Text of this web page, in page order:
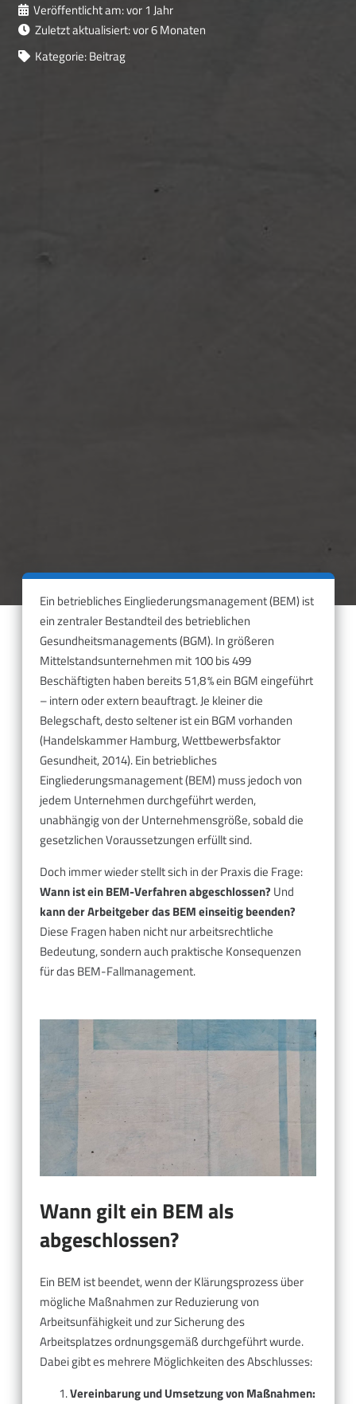
Veröffentlicht am:vor 1 Jahr
Zuletzt aktualisiert:vor 6 Monaten
Kategorie:Beitrag
Ein betriebliches Eingliederungsmanagement (BEM) ist
ein zentraler Bestandteil des betrieblichen
Gesundheitsmanagements (BGM). In größeren
Mittelstandsunternehmen mit 100 bis 499
Beschäftigten haben bereits 51,8 % ein BGM eingeführt
– intern oder extern beauftragt. Je kleiner die
Belegschaft, desto seltener ist ein BGM vorhanden
(Handelskammer Hamburg, Wettbewerbsfaktor
Gesundheit, 2014). Ein betriebliches
Eingliederungsmanagement (BEM) muss jedoch von
jedem Unternehmen durchgeführt werden,
unabhängig von der Unternehmensgröße, sobald die
gesetzlichen Voraussetzungen erfüllt sind.
Doch immer wieder stellt sich in der Praxis die Frage:
Wann ist ein BEM-Verfahren abgeschlossen? Und
kann der Arbeitgeber das BEM einseitig beenden?
Diese Fragen haben nicht nur arbeitsrechtliche
Bedeutung, sondern auch praktische Konsequenzen
für das BEM-Fallmanagement.
Wann gilt ein BEM als
abgeschlossen?
Ein BEM ist beendet, wenn der Klärungsprozess über
mögliche Maßnahmen zur Reduzierung von
Arbeitsunfähigkeit und zur Sicherung des
Arbeitsplatzes ordnungsgemäß durchgeführt wurde.
Dabei gibt es mehrere Möglichkeiten des Abschlusses:
Vereinbarung und Umsetzung von Maßnahmen: